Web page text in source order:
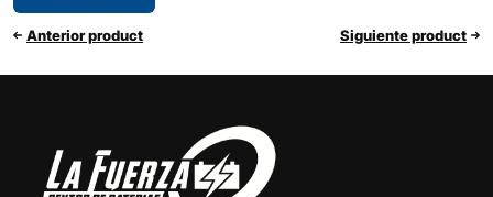
Anterior product Siguiente product